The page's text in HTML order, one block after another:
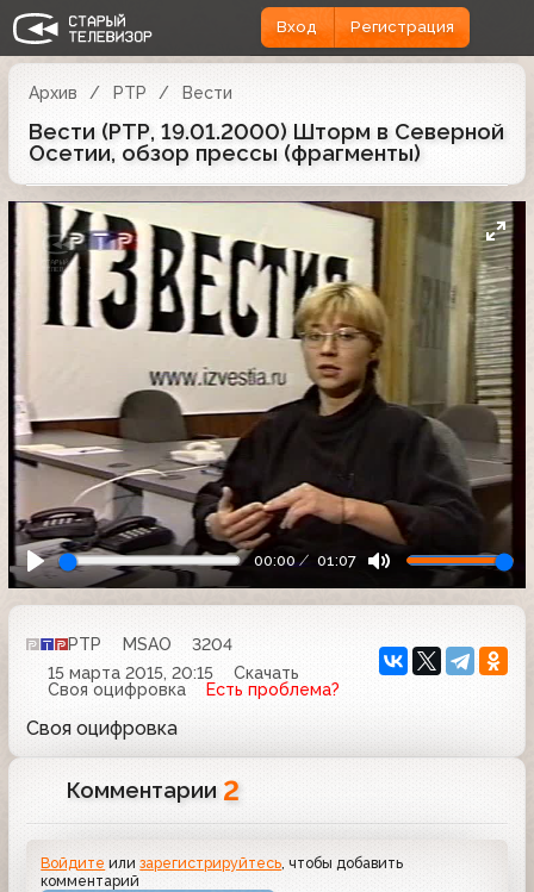
Вход Регистрация
Архив РТР Вести
Вести (РТР, 19.01.2000) Шторм в Северной
Осетии, обзор прессы (фрагменты)
00:00 01:07
РТР MSAO
3204
15 марта 2015, 20:15
Скачать
Своя оцифровка
Есть проблема?
Своя оцифровка
Комментарии 2
Войдите илизарегистрируйтесь, чтобы добавить
комментарий